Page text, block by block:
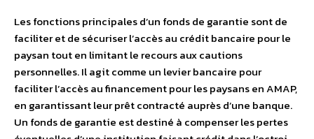
Les fonctions principales d’un fonds de garantie sont de
faciliter et de sécuriser l’accès au crédit bancaire pour le
paysan tout en limitant le recours aux cautions
personnelles. Il agit comme un levier bancaire pour
faciliter l’accès au financement pour les paysans en AMAP,
en garantissant leur prêt contracté auprès d’une banque.
Un fonds de garantie est destiné à compenser les pertes